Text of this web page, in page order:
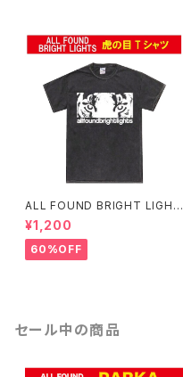
ALL FOUND BRIGHT LIGHT
S 虎の目 T-SHIRTS
¥1,200
60%OFF
セール中の商品